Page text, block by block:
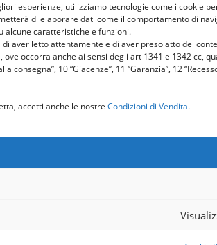
esperienze, utilizziamo tecnologie come i cookie
di elaborare dati come il comportamento di
alcune caratteristiche e funzioni.
di aver letto attentamente e di aver preso atto del
occorra anche ai sensi degli art 1341 e 1342 cc,
consegna”, 10 “Giacenze”, 11 “Garanzia”, 12
accetti anche le nostre Condizioni di Vendita.